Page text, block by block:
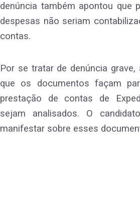
denúncia também apontou que
despesas não seriam
contas.
Por se tratar de denúncia grave,
que os documentos façam
prestação de contas de
sejam analisados. O
manifestar sobre esses